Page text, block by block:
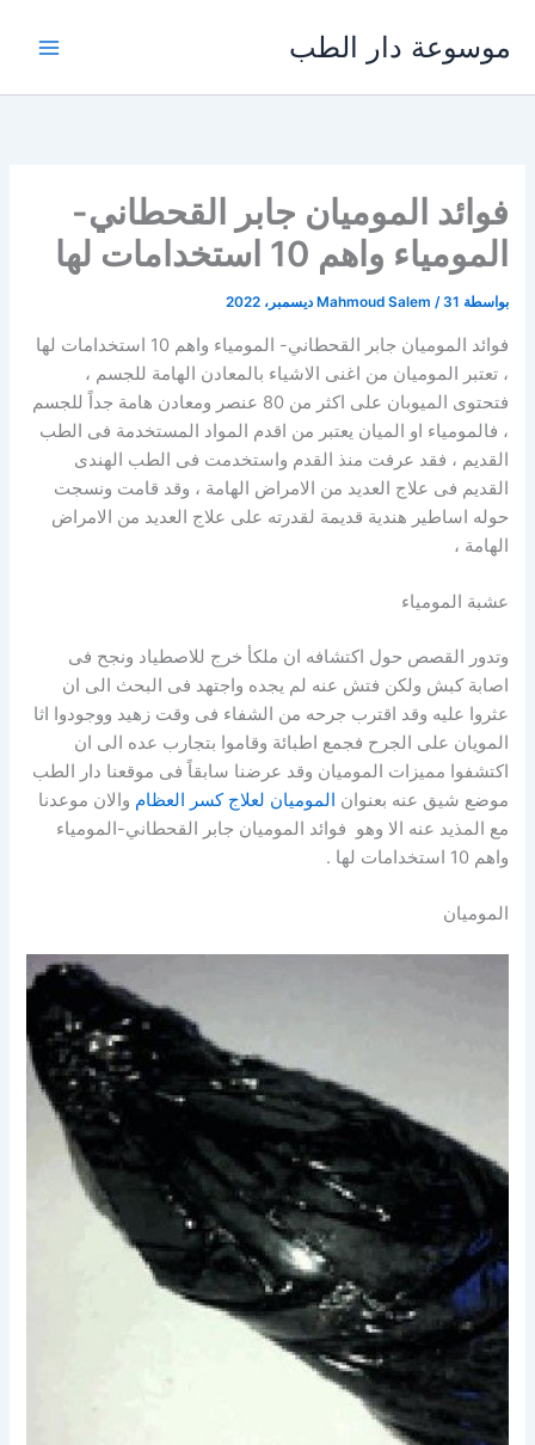
المحتوى
موسوعة دار الطب
فوائد الموميان جابر القحطاني-
المومياء واهم 10 استخدامات لها
بواسطة Mahmoud Salem /31 ديسمبر، 2022
فوائد الموميان جابر القحطاني- المومياء واهم 10 استخدامات لها
، تعتبر الموميان من اغنى الاشياء بالمعادن الهامة للجسم ،
فتحتوى الميوبان على اكثر من 80 عنصر ومعادن هامة جداً للجسم
، فالمومياء او الميان يعتبر من اقدم المواد المستخدمة فى الطب
القديم ، فقد عرفت منذ القدم واستخدمت فى الطب الهندى
القديم فى علاج العديد من الامراض الهامة ، وقد قامت ونسجت
حوله اساطير هندية قديمة لقدرته على علاج العديد من الامراض
الهامة ،
عشبة المومياء
وتدور القصص حول اكتشافه ان ملكأ خرج للاصطياد ونجح فى
اصابة كبش ولكن فتش عنه لم يجده واجتهد فى البحث الى ان
عثروا عليه وقد اقترب جرحه من الشفاء فى وقت زهيد ووجودوا اثا
المويان على الجرح فجمع اطبائة وقاموا بتجارب عده الى ان
اكتشفوا مميزات الموميان وقد عرضنا سابقاً فى موقعنا دار الطب
موضع شيق عنه بعنوان الموميان لعلاج كسر العظام والان موعدنا
مع المذيد عنه الا وهو فوائد الموميان جابر القحطاني-المومياء
واهم 10 استخدامات لها .
الموميان